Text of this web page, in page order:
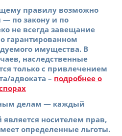
правилу возможно
по закону и по
не всегда завещание
гарантированном
имущества. В
наследственные
только с привлечением
адвоката – подробнее о
делам — каждый
носителем прав,
определенные льготы.